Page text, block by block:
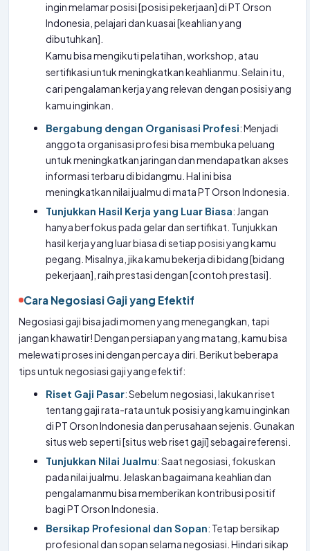
ingin melamar posisi [posisi pekerjaan] di PT Orson
Indonesia, pelajari dan kuasai [keahlian yang
dibutuhkan].
Kamu bisa mengikuti pelatihan, workshop, atau
sertifikasi untuk meningkatkan keahlianmu. Selain itu,
cari pengalaman kerja yang relevan dengan posisi yang
kamu inginkan.
Bergabung dengan Organisasi Profesi: Menjadi
anggota organisasi profesi bisa membuka peluang
untuk meningkatkan jaringan dan mendapatkan akses
informasi terbaru di bidangmu. Hal ini bisa
meningkatkan nilai jualmu di mata PT Orson Indonesia.
Tunjukkan Hasil Kerja yang Luar Biasa: Jangan
hanya berfokus pada gelar dan sertifikat. Tunjukkan
hasil kerja yang luar biasa di setiap posisi yang kamu
pegang. Misalnya, jika kamu bekerja di bidang [bidang
pekerjaan], raih prestasi dengan [contoh prestasi].
Cara Negosiasi Gaji yang Efektif
Negosiasi gaji bisa jadi momen yang menegangkan, tapi
jangan khawatir! Dengan persiapan yang matang, kamu bisa
melewati proses ini dengan percaya diri. Berikut beberapa
tips untuk negosiasi gaji yang efektif:
Riset Gaji Pasar: Sebelum negosiasi, lakukan riset
tentang gaji rata-rata untuk posisi yang kamu inginkan
di PT Orson Indonesia dan perusahaan sejenis. Gunakan
situs web seperti [situs web riset gaji] sebagai referensi.
Tunjukkan Nilai Jualmu: Saat negosiasi, fokuskan
pada nilai jualmu. Jelaskan bagaimana keahlian dan
pengalamanmu bisa memberikan kontribusi positif
bagi PT Orson Indonesia.
Bersikap Profesional dan Sopan: Tetap bersikap
profesional dan sopan selama negosiasi. Hindari sikap